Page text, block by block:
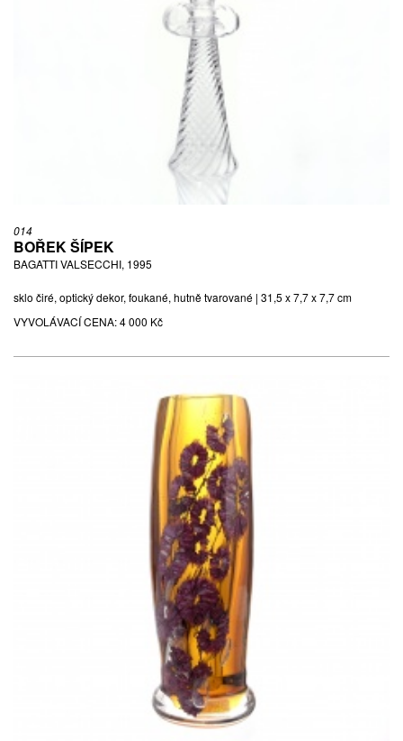
014
BOŘEK ŠÍPEK
BAGATTI VALSECCHI, 1995
sklo čiré, optický dekor, foukané, hutně tvarované | 31,5 x 7,7 x 7,7 cm
VYVOLÁVACÍ CENA:4 000 Kč